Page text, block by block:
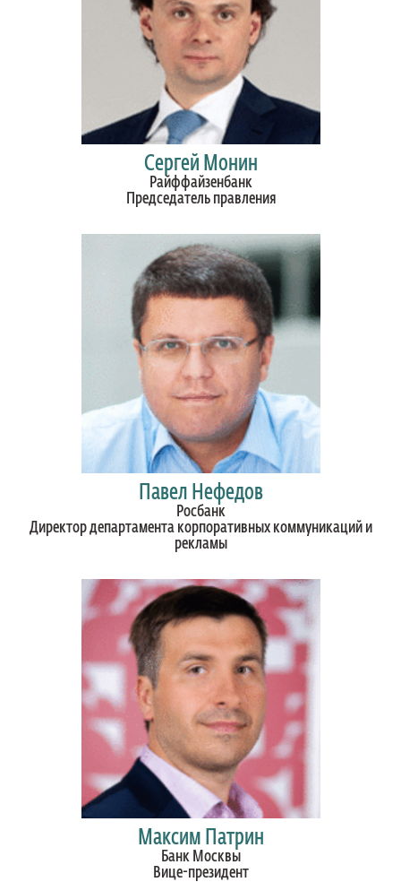
Сергей Монин
Райффайзенбанк
Председатель правления
Павел Нефедов
Росбанк
Директор департамента корпоративных коммуникаций и
рекламы
Максим Патрин
Банк Москвы
Вице-президент